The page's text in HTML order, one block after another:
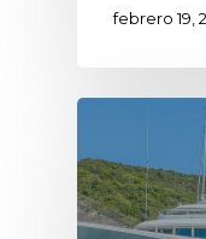
febrero 19,